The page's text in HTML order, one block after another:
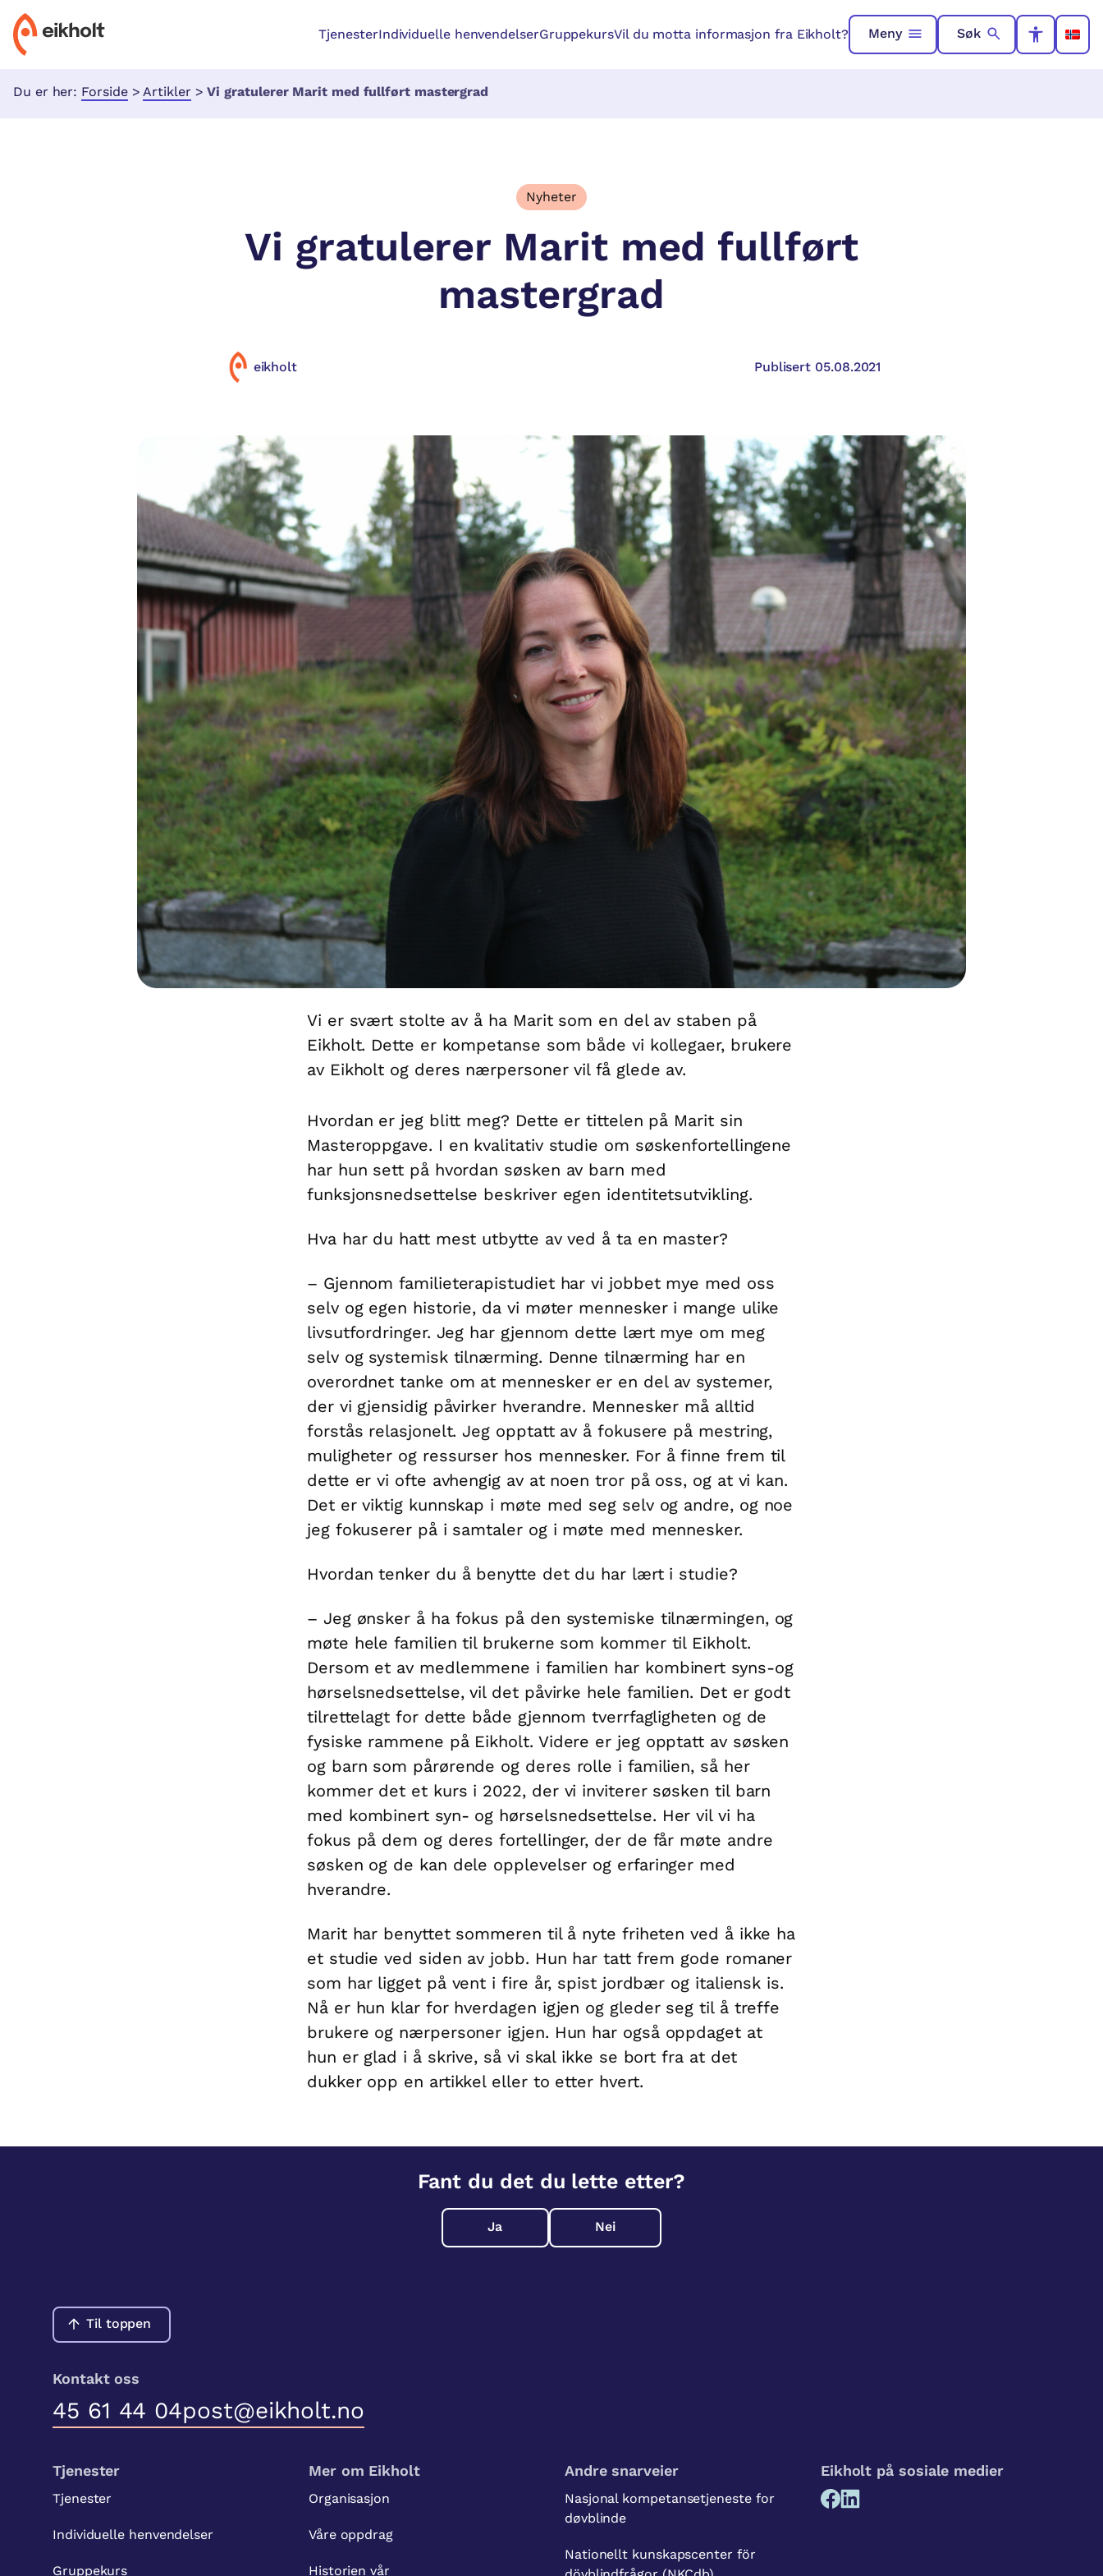
TjenesterIndividuelle henvendelserGruppekursVil du motta informasjon fra Eikholt? Meny Søk
Du er her: Forside > Artikler > Vi gratulerer Marit med fullført mastergrad
Nyheter
Vi gratulerer Marit med fullført
mastergrad
eikholt Publisert 05.08.2021
Vi er svært stolte av å ha Marit som en del av staben på
Eikholt. Dette er kompetanse som både vi kollegaer, brukere
av Eikholt og deres nærpersoner vil få glede av.
Hvordan er jeg blitt meg? Dette er tittelen på Marit sin
Masteroppgave. I en kvalitativ studie om søskenfortellingene
har hun sett på hvordan søsken av barn med
funksjonsnedsettelse beskriver egen identitetsutvikling.
Hva har du hatt mest utbytte av ved å ta en master?
– Gjennom familieterapistudiet har vi jobbet mye med oss
selv og egen historie, da vi møter mennesker i mange ulike
livsutfordringer. Jeg har gjennom dette lært mye om meg
selv og systemisk tilnærming. Denne tilnærming har en
overordnet tanke om at mennesker er en del av systemer,
der vi gjensidig påvirker hverandre. Mennesker må alltid
forstås relasjonelt. Jeg opptatt av å fokusere på mestring,
muligheter og ressurser hos mennesker. For å finne frem til
dette er vi ofte avhengig av at noen tror på oss, og at vi kan.
Det er viktig kunnskap i møte med seg selv og andre, og noe
jeg fokuserer på i samtaler og i møte med mennesker.
Hvordan tenker du å benytte det du har lært i studie?
– Jeg ønsker å ha fokus på den systemiske tilnærmingen, og
møte hele familien til brukerne som kommer til Eikholt.
Dersom et av medlemmene i familien har kombinert syns-og
hørselsnedsettelse, vil det påvirke hele familien. Det er godt
tilrettelagt for dette både gjennom tverrfagligheten og de
fysiske rammene på Eikholt. Videre er jeg opptatt av søsken
og barn som pårørende og deres rolle i familien, så her
kommer det et kurs i 2022, der vi inviterer søsken til barn
med kombinert syn- og hørselsnedsettelse. Her vil vi ha
fokus på dem og deres fortellinger, der de får møte andre
søsken og de kan dele opplevelser og erfaringer med
hverandre.
Marit har benyttet sommeren til å nyte friheten ved å ikke ha
et studie ved siden av jobb. Hun har tatt frem gode romaner
som har ligget på vent i fire år, spist jordbær og italiensk is.
Nå er hun klar for hverdagen igjen og gleder seg til å treffe
brukere og nærpersoner igjen. Hun har også oppdaget at
hun er glad i å skrive, så vi skal ikke se bort fra at det
dukker opp en artikkel eller to etter hvert.
Fant du det du lette etter?
Ja Nei
Til toppen
Kontakt oss
45 61 44 04post@eikholt.no
Tjenester
Tjenester
Individuelle henvendelser
Gruppekurs
Mer om Eikholt
Organisasjon
Våre oppdrag
Historien vår
Andre snarveier
Nasjonal kompetansetjeneste for
døvblinde
Nationellt kunskapscenter för
Eikholt på sosiale medier